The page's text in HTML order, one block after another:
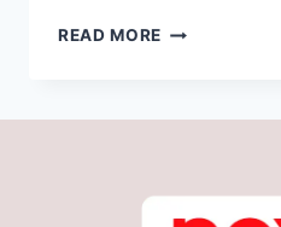
READ MORE बिहार